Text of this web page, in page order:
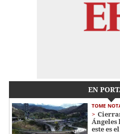
EN
TOME
Ángeles
este es